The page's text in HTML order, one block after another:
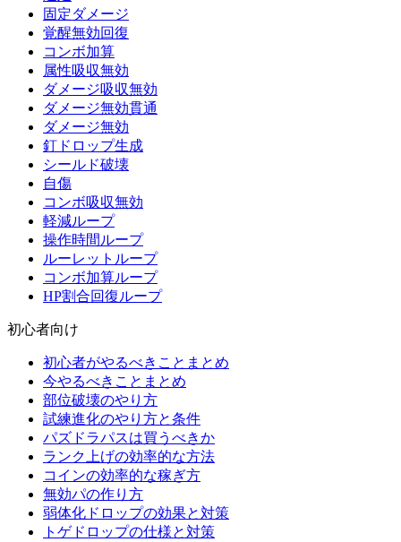
固定ダメージ
覚醒無効回復
コンボ加算
属性吸収無効
ダメージ吸収無効
ダメージ無効貫通
ダメージ無効
釘ドロップ生成
シールド破壊
自傷
コンボ吸収無効
軽減ループ
操作時間ループ
ルーレットループ
コンボ加算ループ
HP割合回復ループ
初心者向け
初心者がやるべきことまとめ
今やるべきことまとめ
部位破壊のやり方
試練進化のやり方と条件
パズドラパスは買うべきか
ランク上げの効率的な方法
コインの効率的な稼ぎ方
無効パの作り方
弱体化ドロップの効果と対策
トゲドロップの仕様と対策